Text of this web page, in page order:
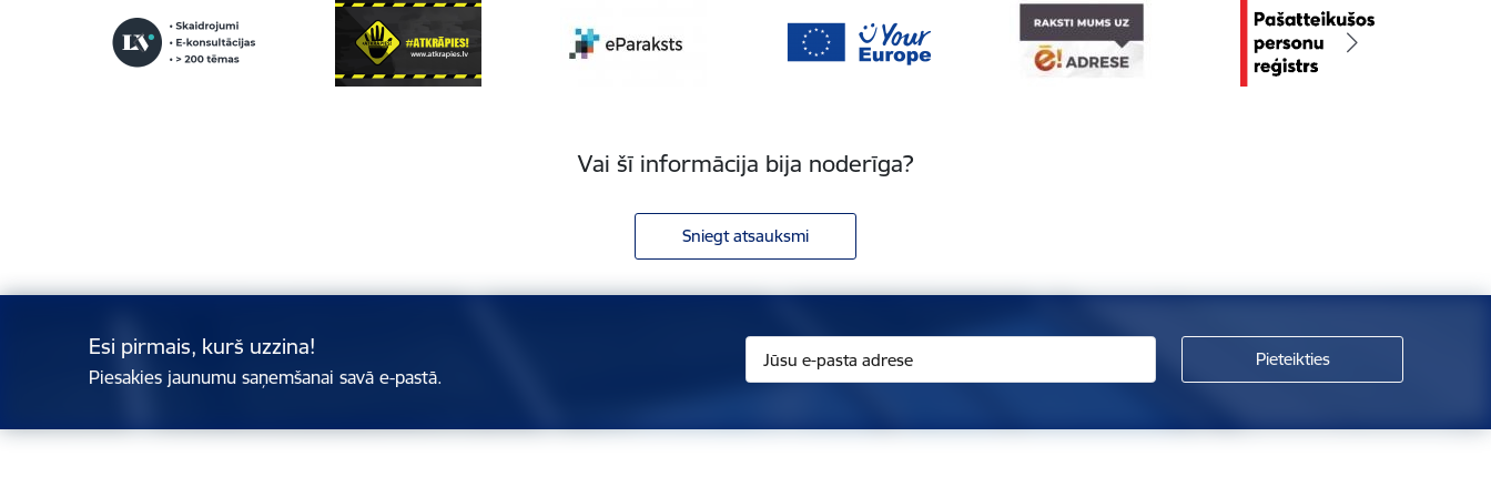
Vai šī informācija bija noderīga?
Sniegt atsauksmi
Esi pirmais, kurš uzzina!
Piesakies jaunumu saņemšanai savā e-pastā.